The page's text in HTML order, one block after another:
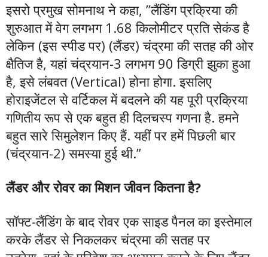
इसरो प्रमुख सोमनाथ ने कहा, ”लैंडिंग प्रक्रिया की
शुरुआत में वेग लगभग 1.68 किलोमीटर प्रति सेकंड है
लेकिन (इस स्पीड पर) (लैंडर) चंद्रमा की सतह की ओर
क्षैतिज है, यहां चंद्रयान-3 लगभग 90 डिग्री झुका हुआ
है, इसे लंबवत (Vertical) होना होगा. इसलिए
होराइजेंटल से वर्टिकल में बदलने की यह पूरी प्रक्रिया
गणितीय रूप से एक बहुत ही दिलचस्प गणना है. हमने
बहुत सारे सिमुलेशन किए हैं. यहीं पर हमें पिछली बार
(चंद्रयान-2) समस्या हुई थी.”
लैंडर और रोवर का मिशन जीवन कितना है?
सॉफ्ट-लैंडिंग के बाद रोवर एक साइड पैनल का इस्तेमाल
करके लैंडर से निकलकर चंद्रमा की सतह पर